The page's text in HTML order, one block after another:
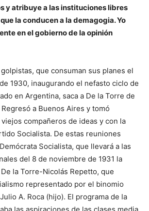
y atribuye a las instituciones libres
la conducen a la demagogia. Yo
en el gobierno de la opinión
que consuman sus planes el
1930, inaugurando el nefasto ciclo de
en Argentina, saca a De la Torre de
a Buenos Aires y tomó
compañeros de ideas y con la
Socialista. De estas reuniones
Socialista, que llevará a las
del 8 de noviembre de 1931 la
la Torre-Nicolás Repetto, que
representado por el binomio
A. Roca (hijo). El programa de la